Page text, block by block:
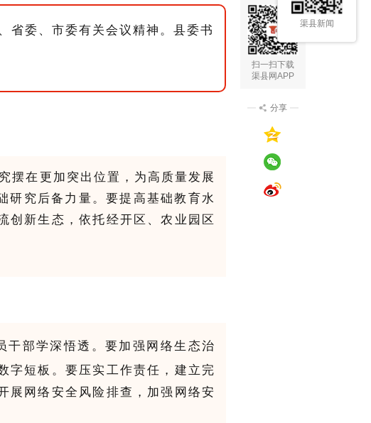
扫一扫下载
渠县网APP
分享
省委、市委有关会议精神。县委书
摆在更加突出位置，为高质量发展
研究后备力量。要提高基础教育水
创新生态，依托经开区、农业园区
干部学深悟透。要加强网络生态治
字短板。要压实工作责任，建立完
展网络安全风险排查，加强网络安
渠县新闻